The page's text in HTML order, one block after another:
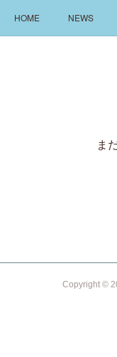
HOME NEWS
ま
Copyright ©